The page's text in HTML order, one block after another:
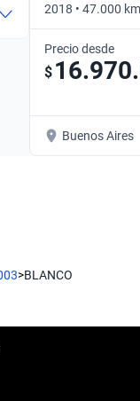
2018 • 47.000
Precio desde
$
Buenos Aires
>BLANCO